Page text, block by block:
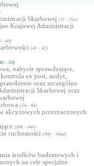
Skarbowej (11 - 35e)
Krajowej Administracji
- 40)
(41 - 42)
- 53)
nabycie sprawdzające,
ex post, audyt,
oraz szczególne
Skarbowej oraz
(54 - 94)
akcyzowych przeznaczonych
(94k - 94x)
ruchomości (94y - 94zd)
środków budżetowych i
na cele specjalne